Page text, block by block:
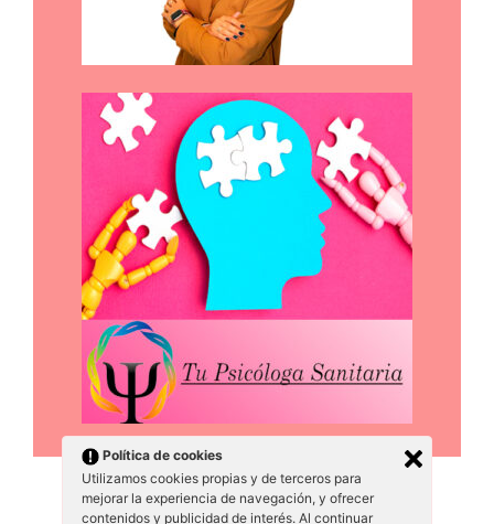
Política de cookies
Utilizamos cookies propias y de terceros para
mejorar la experiencia de navegación, y ofrecer
contenidos y publicidad de interés. Al continuar